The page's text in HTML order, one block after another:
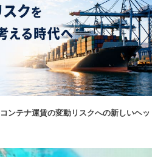
ンテナ運賃の変動リスクへの新しいヘッ